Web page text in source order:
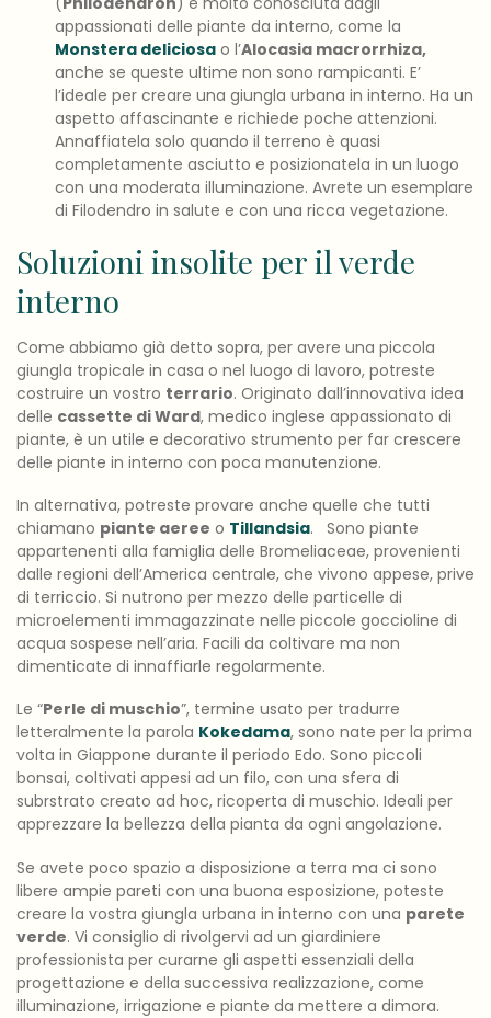
appassionati delle piante da interno, come la
Monstera deliciosa o l’Alocasia macrorrhiza,
anche se queste ultime non sono rampicanti. E’
l’ideale per creare una giungla urbana in interno. Ha un
aspetto affascinante e richiede poche attenzioni.
Annaffiatela solo quando il terreno è quasi
completamente asciutto e posizionatela in un luogo
con una moderata illuminazione. Avrete un esemplare
di Filodendro in salute e con una ricca vegetazione.
Soluzioni insolite per il verde
interno
Come abbiamo già detto sopra, per avere una piccola
giungla tropicale in casa o nel luogo di lavoro, potreste
costruire un vostro terrario. Originato dall’innovativa idea
delle cassette di Ward, medico inglese appassionato di
piante, è un utile e decorativo strumento per far crescere
delle piante in interno con poca manutenzione.
In alternativa, potreste provare anche quelle che tutti
chiamano piante aeree o Tillandsia. Sono piante
appartenenti alla famiglia delle Bromeliaceae, provenienti
dalle regioni dell’America centrale, che vivono appese, prive
di terriccio. Si nutrono per mezzo delle particelle di
microelementi immagazzinate nelle piccole goccioline di
acqua sospese nell’aria. Facili da coltivare ma non
dimenticate di innaffiarle regolarmente.
Le “Perle di muschio”, termine usato per tradurre
letteralmente la parola Kokedama, sono nate per la prima
volta in Giappone durante il periodo Edo. Sono piccoli
bonsai, coltivati appesi ad un filo, con una sfera di
subrstrato creato ad hoc, ricoperta di muschio. Ideali per
apprezzare la bellezza della pianta da ogni angolazione.
Se avete poco spazio a disposizione a terra ma ci sono
libere ampie pareti con una buona esposizione, poteste
creare la vostra giungla urbana in interno con una parete
verde. Vi consiglio di rivolgervi ad un giardiniere
professionista per curarne gli aspetti essenziali della
progettazione e della successiva realizzazione, come
illuminazione, irrigazione e piante da mettere a dimora.